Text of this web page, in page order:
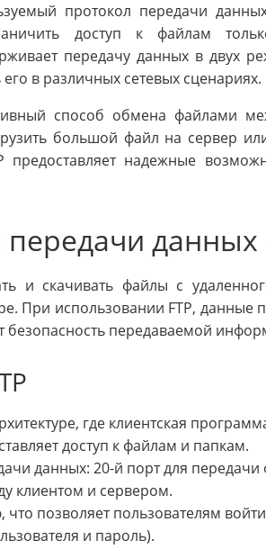
протокол передачи
доступ к файлам
передачу данных в двух
в различных сетевых сценариях.
способ обмена файлами
большой файл на сервер
предоставляет надежные
данных
и скачивать файлы с
При использовании FTP, данные
передаваемой
где клиентская
доступ к файлам и папкам.
данных: 20-й порт для
клиентом и сервером.
позволяет пользователям
и пароль).